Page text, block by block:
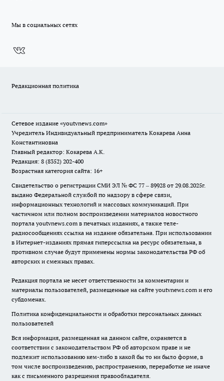
Мы в социальных сетях
Редакционная политика
Сетевое издание «youtvnews.com»
Учредитель Индивидуальный предприниматель Кокарева Анна
Константиновна
Главный редактор: Кокарева А.К.
Редакция: 8 (8352) 202-400
Возрастная категория сайта: 16+
Свидетельство о регистрации СМИ ЭЛ № ФС 77 – 89928 от 29.08.2025г.
выдано Федеральной службой по надзору в сфере связи,
информационных технологий и массовых коммуникаций. При
частичном или полном воспроизведении материалов новостного
портала youtvnews.com в печатных изданиях, а также теле-
радиосообщениях ссылка на издание обязательна. При использовании
в Интернет-изданиях прямая гиперссылка на ресурс обязательна, в
противном случае будут применены нормы законодательства РФ об
авторских и смежных правах.
Редакция портала не несет ответственности за комментарии и
материалы пользователей, размещенные на сайте youtvnews.com и его
субдоменах.
Политика конфиденциальности и обработки персональных данных
пользователей
Вся информация, размещенная на данном сайте, охраняется в
соответствии с законодательством РФ об авторском праве и не
подлежит использованию кем-либо в какой бы то ни было форме, в
том числе воспроизведению, распространению, переработке не иначе
как с письменного разрешения правообладателя.